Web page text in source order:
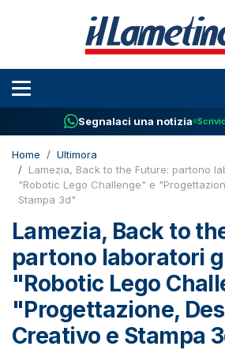
Segnalaci una notizia
Home
Ultimora
Lamezia, Back to the Future: partono
"Robotic Lego Challenge" e
Stampa 3d"
Lamezia, Back to
partono laboratori
"Robotic Lego
"Progettazione,
Creativo e Stampa